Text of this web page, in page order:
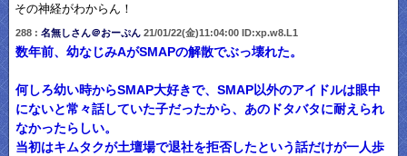
その神経がわからん！
288 : 名無しさん＠おーぷん21/01/22(金)11:04:00 ID:xp.w8.L1
数年前、幼なじみAがSMAPの解散でぶっ壊れた。
何しろ幼い時からSMAP大好きで、SMAP以外のアイドルは眼中
にないと常々話していた子だったから、あのドタバタに耐えられ
なかったらしい。
当初はキムタクが土壇場で退社を拒否したという話だけが一人歩